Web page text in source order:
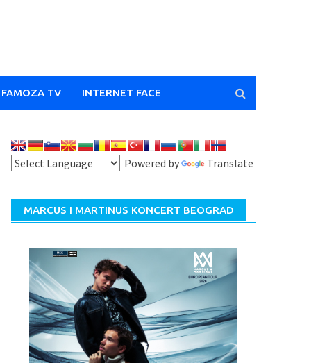
FAMOZA TV INTERNET FACE
Powered by Translate
MARCUS I MARTINUS KONCERT BEOGRAD